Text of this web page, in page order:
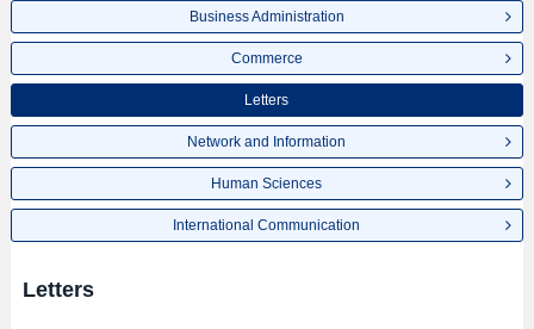
Business Administration
Commerce
Letters
Network and Information
Human Sciences
International Communication
Letters